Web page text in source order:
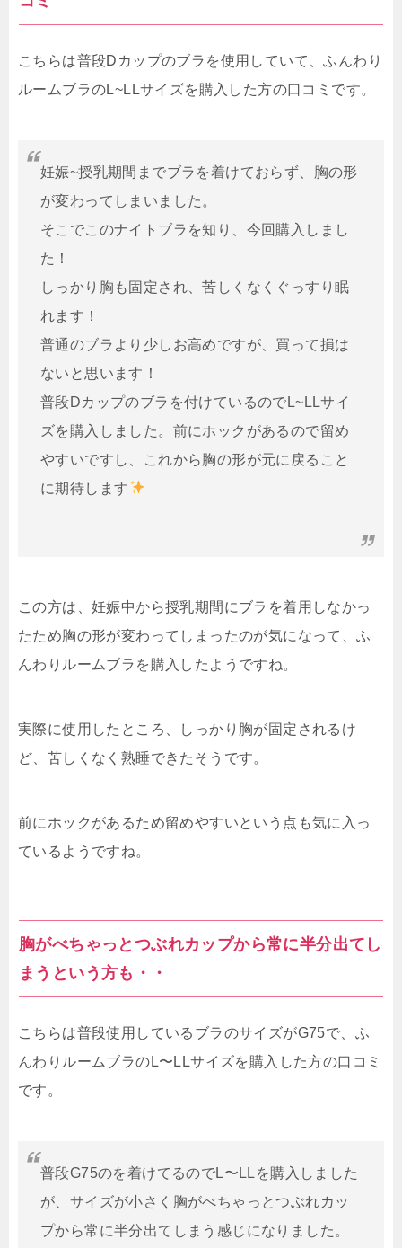
こちらは普段Dカップのブラを使用していて、ふんわり
ルームブラのL~LLサイズを購入した方の口コミです。
妊娠~授乳期間までブラを着けておらず、胸の形
が変わってしまいました。
そこでこのナイトブラを知り、今回購入しまし
た！
しっかり胸も固定され、苦しくなくぐっすり眠
れます！
普通のブラより少しお高めですが、買って損は
ないと思います！
普段Dカップのブラを付けているのでL~LLサイ
ズを購入しました。前にホックがあるので留め
やすいですし、これから胸の形が元に戻ること
に期待します
この方は、妊娠中から授乳期間にブラを着用しなかっ
たため胸の形が変わってしまったのが気になって、ふ
んわりルームブラを購入したようですね。
実際に使用したところ、しっかり胸が固定されるけ
ど、苦しくなく熟睡できたそうです。
前にホックがあるため留めやすいという点も気に入っ
ているようですね。
胸がべちゃっとつぶれカップから常に半分出てし
まうという方も・・
こちらは普段使用しているブラのサイズがG75で、ふ
んわりルームブラのL〜LLサイズを購入した方の口コミ
です。
普段G75のを着けてるのでL〜LLを購入しました
が、サイズが小さく胸がべちゃっとつぶれカッ
プから常に半分出てしまう感じになりました。